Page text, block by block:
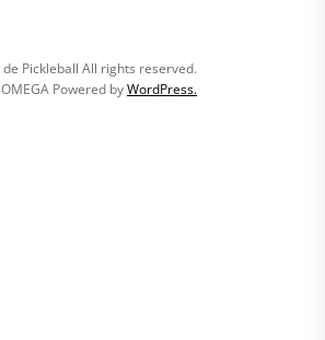
All rights reserved.
OMEGA Powered byWordPress.